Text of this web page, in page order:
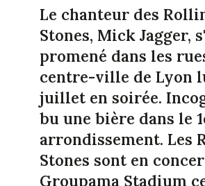
Le chanteur des
Stones, Mick Jagger,
promené dans les
centre-ville de Lyon
juillet en soirée.
bu une bière dans le
arrondissement. Les
Stones sont en
Groupama Stadium